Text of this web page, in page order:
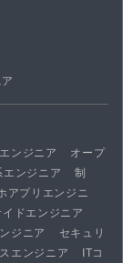
ンジニア
オープ
ンジニア
制
アプリエンジニ
ドエンジニア
ジニア
セキュリ
エンジニア
ITコ